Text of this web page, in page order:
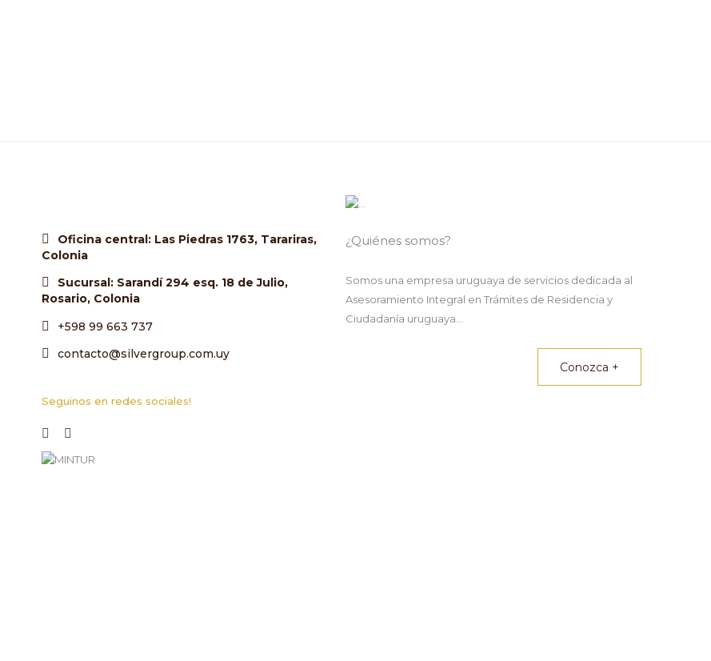
Oficina central: Las Piedras 1763, Tarariras,
Colonia
Sucursal: Sarandí 294 esq. 18 de Julio,
Rosario, Colonia
+598 99 663 737
contacto@silvergroup.com.uy
Seguinos en redes sociales!
¿Quiénes somos?
Somos una empresa uruguaya de servicios dedicada al
Asesoramiento Integral en Trámites de Residencia y
Ciudadanía uruguaya...
Conozca +